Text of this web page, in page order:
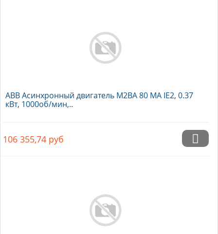
ABB Асинхронный двигатель M2BA 80 MA IE2, 0.37
кВт, 1000об/мин,..
106 355,74 руб